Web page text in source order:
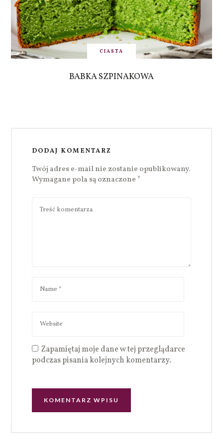
CIASTA
BABKA SZPINAKOWA
DODAJ KOMENTARZ
Twój adres e-mail nie zostanie opublikowany.
Wymagane pola są oznaczone *
Zapamiętaj moje dane w tej przeglądarce
podczas pisania kolejnych komentarzy.